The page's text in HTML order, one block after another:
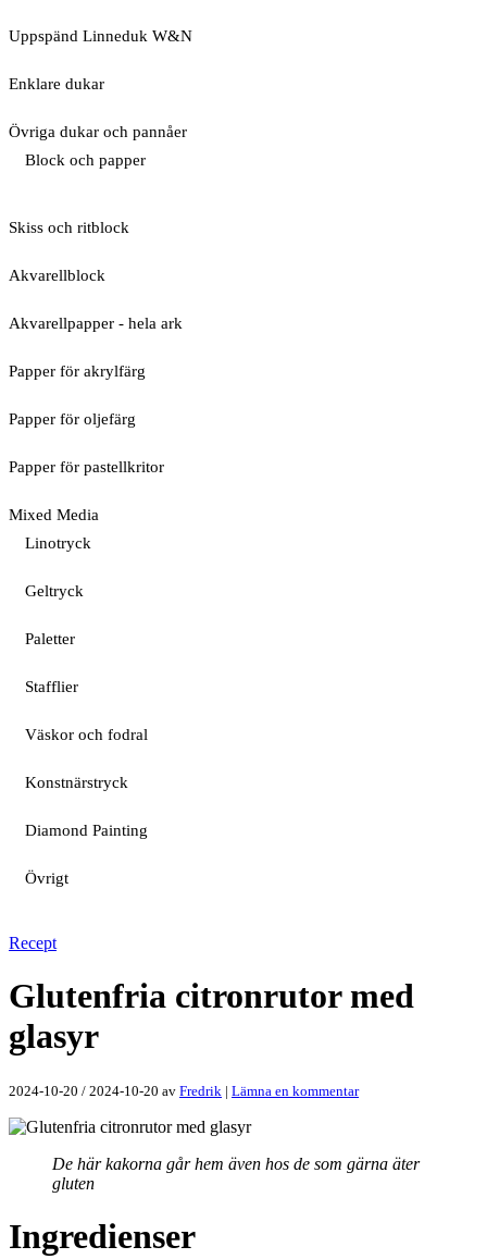
Uppspänd Linneduk W&N
Enklare dukar
Övriga dukar och pannåer
Block och papper
Skiss och ritblock
Akvarellblock
Akvarellpapper - hela ark
Papper för akrylfärg
Papper för oljefärg
Papper för pastellkritor
Mixed Media
Linotryck
Geltryck
Paletter
Stafflier
Väskor och fodral
Konstnärstryck
Diamond Painting
Övrigt
Recept
Glutenfria citronrutor med
glasyr
2024-10-20 / 2024-10-20 av Fredrik | Lämna en kommentar
De här kakorna går hem även hos de som gärna äter
gluten
Ingredienser